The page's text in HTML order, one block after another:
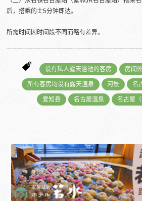
后，搭乘的士5分钟即达。
所需时间因时间段不同而略有差异。
设有私人露天浴池的客房 房间
所有客房均设有露天温泉 河景 名
爱知县 名古屋温泉 名古屋（